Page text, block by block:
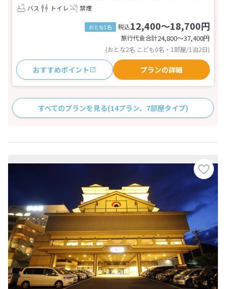
バス
トイレ 禁煙
おとな1名 税込12,400～18,700円
旅行代金合計24,800〜37,400円
(おとな2名 こども0名・1部屋/1泊2日)
おすすめポイント プランの詳細
すべてのプランを見る(14プラン、7部屋タイプ)